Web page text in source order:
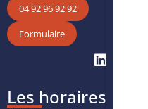
04 92 96 92 92
Formulaire
Les horaires